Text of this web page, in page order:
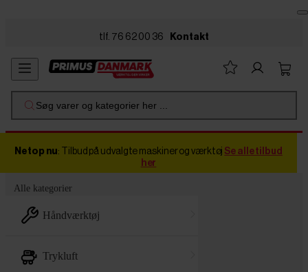
tlf. 76 62 00 36 Kontakt
Søg varer og kategorier her ...
Netop nu: Tilbud på udvalgte maskiner og værktøj Se alle tilbud
her
Alle kategorier
håndværktøj
trykluft